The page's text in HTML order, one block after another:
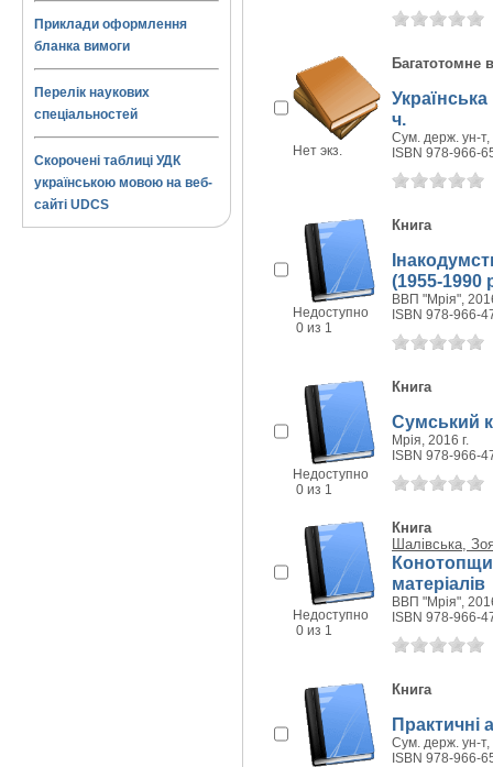
Приклади оформлення
бланка вимоги
Перелік наукових
спеціальностей
Скорочені таблиці УДК
українською мовою на веб-
сайті UDCS
Нет экз.
Багатотомне
Українська
ч.
Сум. держ. ун-т,
ISBN 978-966-
Недоступно
0 из 1
Книга
(1955-1990
ВВП "Мрія",
ISBN 978-966-
Недоступно
0 из 1
Книга
Сумський
Мрія, 2016 г.
ISBN 978-966-
Недоступно
0 из 1
Книга
Шалівська,
матеріалів
ВВП "Мрія",
ISBN 978-966-
Книга
Практичні
Сум. держ. ун-т,
ISBN 978-966-